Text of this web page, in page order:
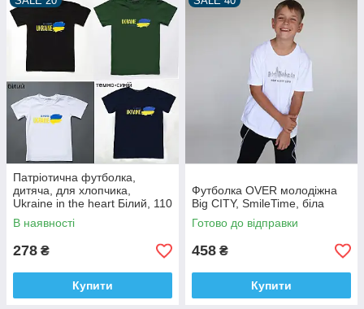
Патріотична футболка,
дитяча, для хлопчика,
Ukraine in the heart Білий, 110
В наявності
278 ₴
Купити
Футболка OVER молодіжна
Big CITY, SmileTime, бiла
Готово до відправки
458 ₴
Купити